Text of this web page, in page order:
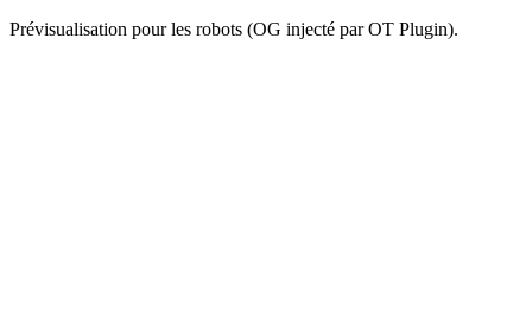
Prévisualisation pour les robots (OG injecté par OT Plugin).